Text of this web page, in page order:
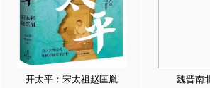
开太平：宋太祖赵匡胤 魏晋南